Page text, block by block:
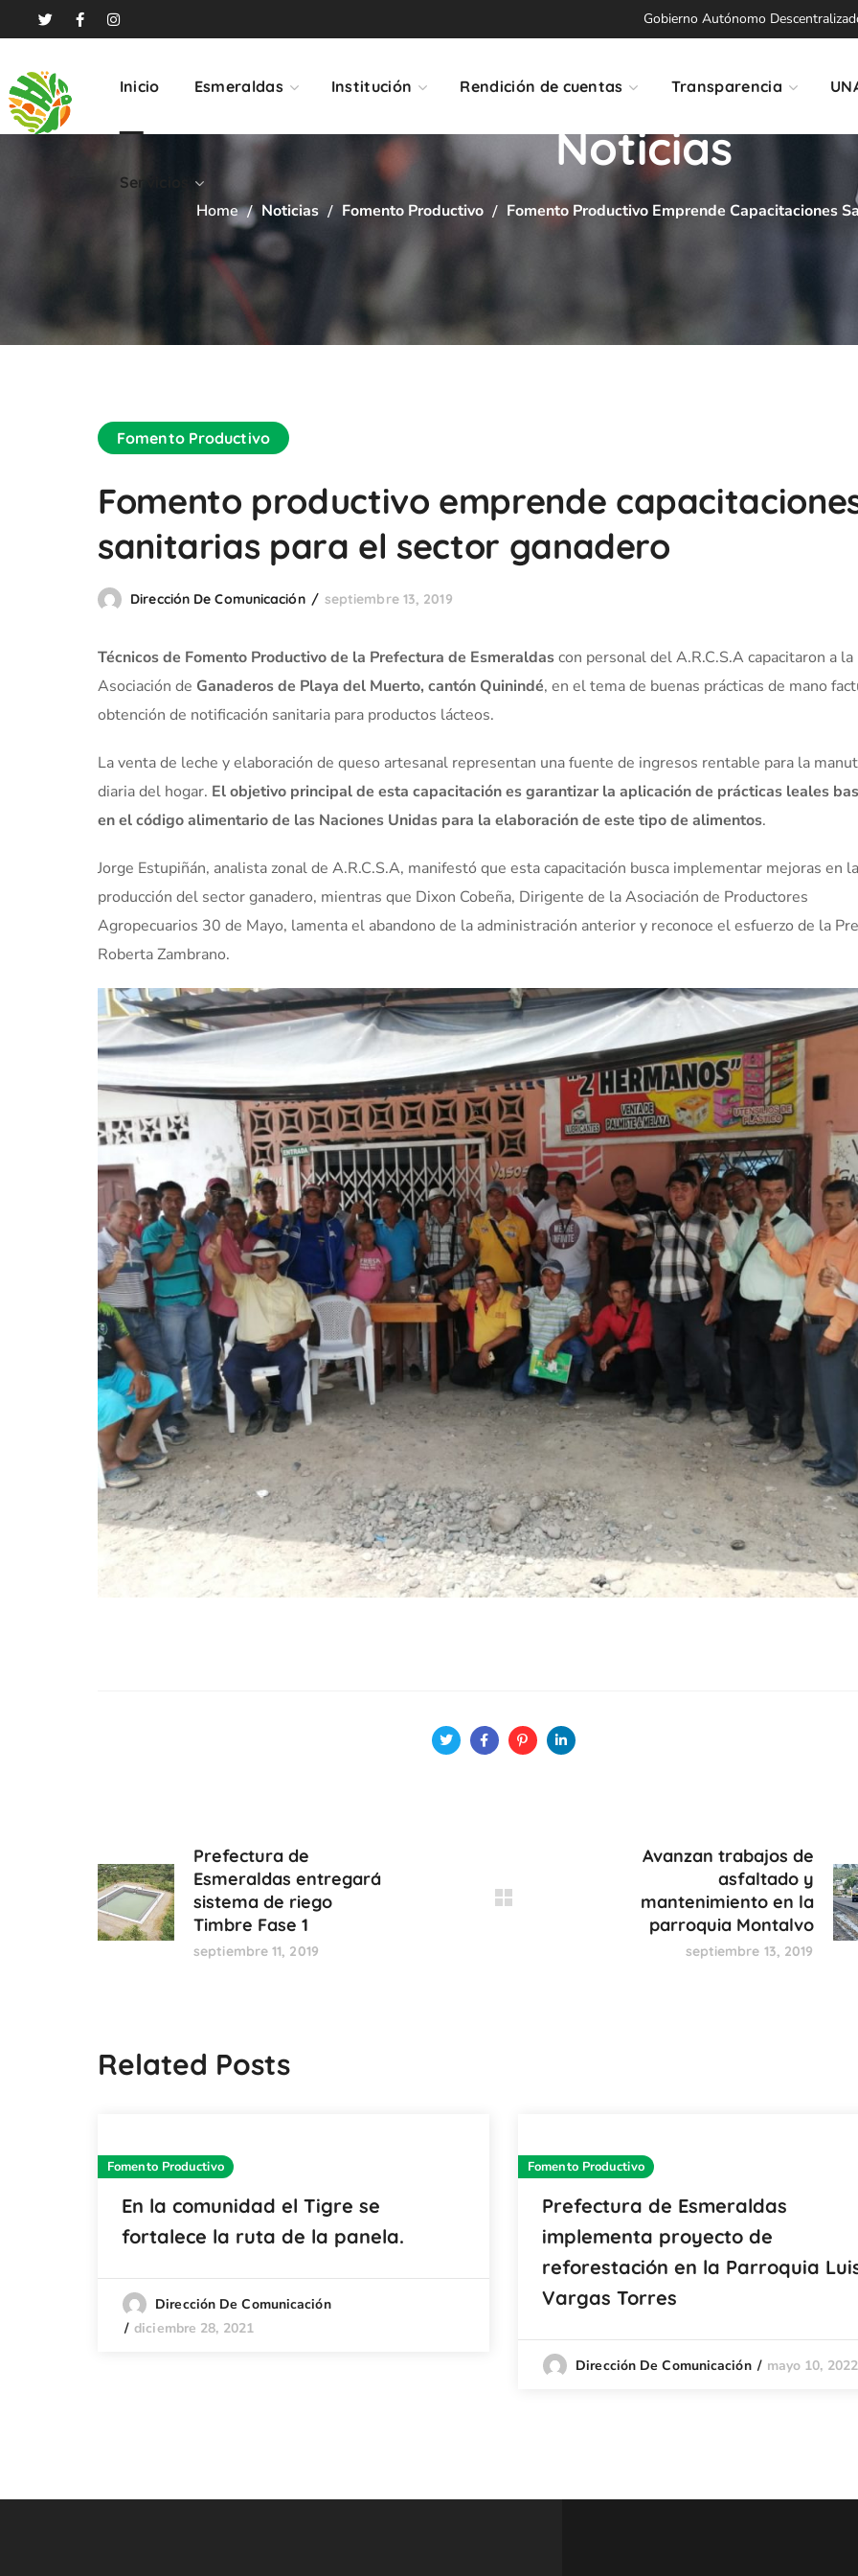
Gobierno Autónomo
Inicio Esmeraldas Institución Rendición de cuentas Transparencia
Servicios
Noticias
Home Noticias Fomento Productivo Fomento Productivo Emprende Capacitaciones
Fomento Productivo
Fomento productivo emprende
sanitarias para el sector ganadero
Dirección De Comunicación septiembre 13, 2019
Técnicos de Fomento Productivo de la Prefectura de Esmeraldascon personal del A.R.C.S.A capacitaron a la
Asociación de Ganaderos de Playa del Muerto, cantón Quinindé, en el tema de buenas prácticas de mano
obtención de notificación sanitaria para productos lácteos.
La venta de leche y elaboración de queso artesanal representan una fuente de ingresos rentable para la
diaria del hogar. El objetivo principal de esta capacitación es garantizar la aplicación de prácticas leales
en el código alimentario de las Naciones Unidas para la elaboración de este tipo de alimentos.
Jorge Estupiñán, analista zonal de A.R.C.S.A, manifestó que esta capacitación busca implementar mejoras en la
producción del sector ganadero, mientras que Dixon Cobeña, Dirigente de la Asociación de Productores
Agropecuarios 30 de Mayo, lamenta el abandono de la administración anterior y reconoce el esfuerzo de la
Roberta Zambrano.
Prefectura de
Esmeraldas entregará
sistema de riego
Timbre Fase 1
septiembre 11, 2019
Avanzan trabajos de
asfaltado y
mantenimiento en la
parroquia Montalvo
septiembre 13, 2019
Related Posts
Fomento Productivo
En la comunidad el Tigre se
fortalece la ruta de la panela.
Dirección De Comunicación
diciembre 28, 2021
Fomento Productivo
Prefectura de Esmeraldas
implementa proyecto de
reforestación en la Parroquia
Vargas Torres
Dirección De Comunicación mayo 10, 2022